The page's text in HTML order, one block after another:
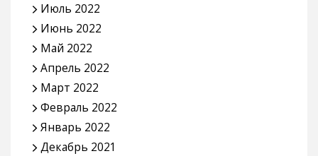
Июль 2022
Июнь 2022
Май 2022
Апрель 2022
Март 2022
Февраль 2022
Январь 2022
Декабрь 2021